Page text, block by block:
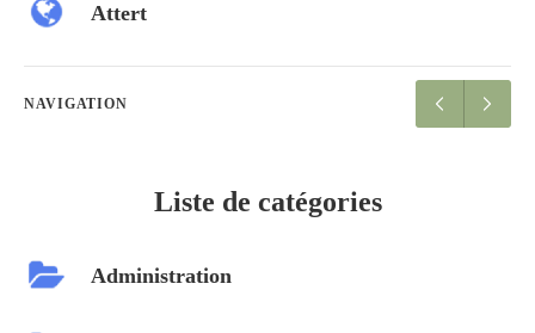
Attert
NAVIGATION
Liste de catégories
Administration